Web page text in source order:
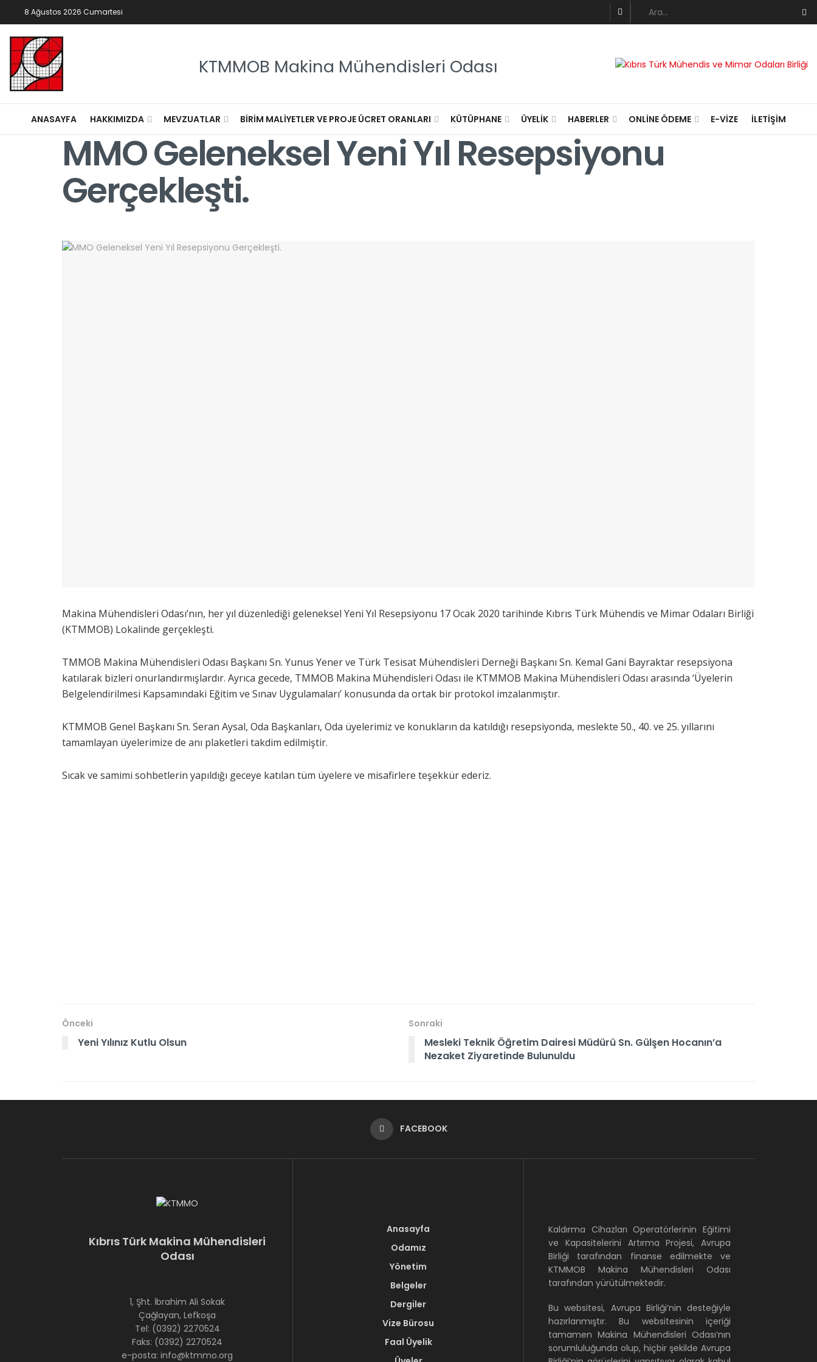
8 Ağustos 2026 Cumartesi
KTMMOB Makina Mühendisleri Odası
ANASAYFA HAKKIMIZDA MEVZUATLAR BIRIM MALIYETLER VE PROJE ÜCRET ORANLARI KÜTÜPHANE ÜYELIK HABERLER ONLINE ÖDEME E-VIZE İLETIŞIM
MMO Geleneksel Yeni Yıl Resepsiyonu
Gerçekleşti.
Makina Mühendisleri Odası’nın, her yıl düzenlediği geleneksel Yeni Yıl Resepsiyonu 17 Ocak 2020 tarihinde Kıbrıs Türk Mühendis ve Mimar Odaları Birliği
(KTMMOB) Lokalinde gerçekleşti.
TMMOB Makina Mühendisleri Odası Başkanı Sn. Yunus Yener ve Türk Tesisat Mühendisleri Derneği Başkanı Sn. Kemal Gani Bayraktar resepsiyona
katılarak bizleri onurlandırmışlardır. Ayrıca gecede, TMMOB Makina Mühendisleri Odası ile KTMMOB Makina Mühendisleri Odası arasında ‘Üyelerin
Belgelendirilmesi Kapsamındaki Eğitim ve Sınav Uygulamaları’ konusunda da ortak bir protokol imzalanmıştır.
KTMMOB Genel Başkanı Sn. Seran Aysal, Oda Başkanları, Oda üyelerimiz ve konukların da katıldığı resepsiyonda, meslekte 50., 40. ve 25. yıllarını
tamamlayan üyelerimize de anı plaketleri takdim edilmiştir.
Sıcak ve samimi sohbetlerin yapıldığı geceye katılan tüm üyelere ve misafirlere teşekkür ederiz.
Önceki
Yeni Yılınız Kutlu Olsun
Sonraki
Mesleki Teknik Öğretim Dairesi Müdürü Sn. Gülşen Hocanın’a
Nezaket Ziyaretinde Bulunuldu
FACEBOOK
Kıbrıs Türk Makina Mühendisleri
Odası
1, Şht. İbrahim Ali Sokak
Çağlayan, Lefkoşa
Tel: (0392) 2270524
Faks: (0392) 2270524
e-posta: info@ktmmo.org
Anasayfa
Odamız
Yönetim
Belgeler
Dergiler
Vize Bürosu
Faal Üyelik
Kaldırma Cihazları Operatörlerinin Eğitimi
ve Kapasitelerini Artırma Projesi, Avrupa
Birliği tarafından finanse edilmekte ve
KTMMOB Makina Mühendisleri Odası
tarafından yürütülmektedir.
Bu websitesi, Avrupa Birliği’nin desteğiyle
hazırlanmıştır. Bu websitesinin içeriği
tamamen Makina Mühendisleri Odası’nın
sorumluluğunda olup, hiçbir şekilde Avrupa